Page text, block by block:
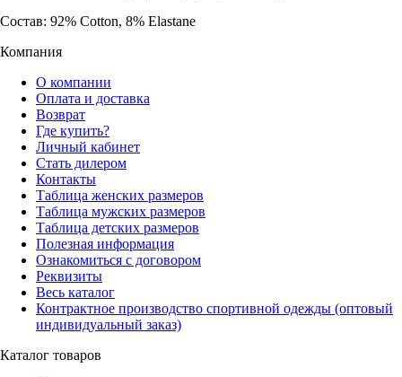
Состав: 92% Cotton, 8% Elastane
Компания
О компании
Оплата и доставка
Возврат
Где купить?
Личный кабинет
Стать дилером
Контакты
Таблица женских размеров
Таблица мужских размеров
Таблица детских размеров
Полезная информация
Ознакомиться с договором
Реквизиты
Весь каталог
Контрактное производство спортивной одежды (оптовый
индивидуальный заказ)
Каталог товаров